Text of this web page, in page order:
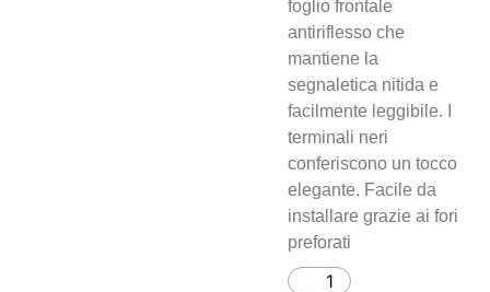
foglio frontale
antiriflesso che
mantiene la
segnaletica nitida e
facilmente leggibile. I
terminali neri
conferiscono un tocco
elegante. Facile da
installare grazie ai fori
preforati